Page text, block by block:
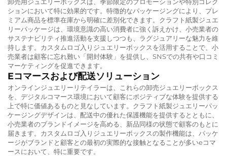
ションにおいて特に効果的です。特徴的なパッケージングにより、プレ
ミアム商品を標準在庫から明確に差別化できます。クラフト紙製ジュエ
リーパッケージは、環境意識の高い消費者に強く訴えかけ、小売業者の
サステナビリティ推進活動を支援しつつも、ラグジュアリーな魅力を維
持します。カスタムロゴ入りジュエリーボックスを活用することで、小
売業者は顧客に忘れ難い「開封体験」を提供し、SNSでの共有や口コミ
マーケティングを促進できます。
Eコマースおよび配送ソリューション
オンラインジュエリーリテイラーは、これらの卸売ジュエリーボックス
を、デジタルコマース環境において顧客にポジティブな体験を提供する
上で特に価値あるものと見なしています。クラフト紙製ジュエリーパッ
ケージングデザインは、配送中の優れた保護機能を提供するとともに、
小売業者のブランドイメージを高める、新品同様の状態で顧客のもとに
届きます。カスタムロゴ入りジュエリーボックスの製作機能は、パッケ
ージがブランドと顧客との最初の実際的な接触となることが多いeコマ
ースにおいて、特に重要です。